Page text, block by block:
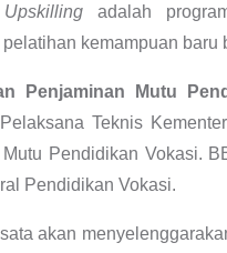
Upskillingadalah
kemampuan baru
Penjaminan Mutu
Teknis
Pendidikan Vokasi.
Pendidikan Vokasi.
akan